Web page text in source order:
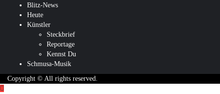
Blitz-News
Heute
Künstler
Steckbrief
Reportage
Kennst Du
Schmusa-Musik
Copyright © All rights reserved.